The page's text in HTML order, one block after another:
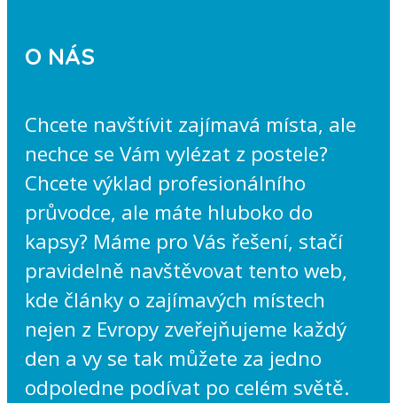
O NÁS
Chcete navštívit zajímavá místa, ale
nechce se Vám vylézat z postele?
Chcete výklad profesionálního
průvodce, ale máte hluboko do
kapsy? Máme pro Vás řešení, stačí
pravidelně navštěvovat tento web,
kde články o zajímavých místech
nejen z Evropy zveřejňujeme každý
den a vy se tak můžete za jedno
odpoledne podívat po celém světě.